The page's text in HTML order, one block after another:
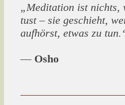
„Meditation ist nichts,
tust – sie geschieht,
aufhörst, etwas zu
— Osho